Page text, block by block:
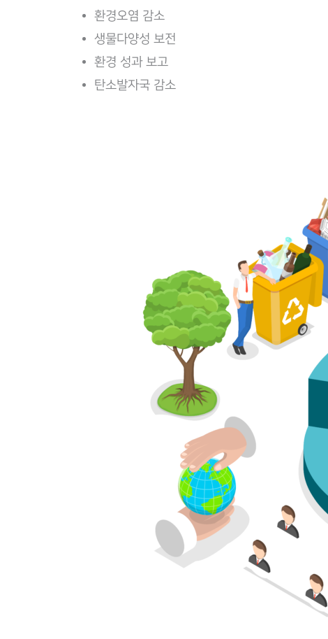
환경오염 감소
생물다양성 보전
환경 성과 보고
탄소발자국 감소